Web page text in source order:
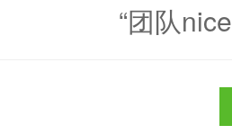
“团队